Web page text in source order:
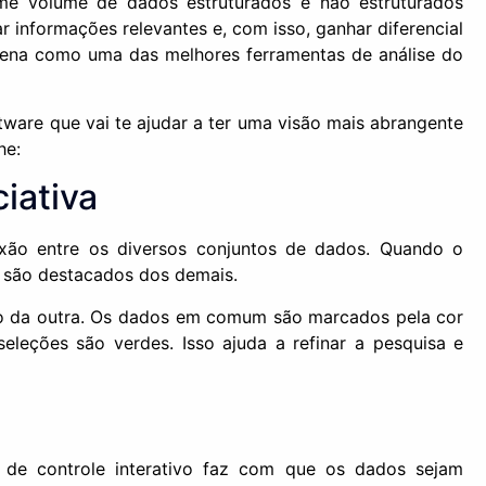
relevantes e, com isso, ganhar diferencial
como uma das melhores ferramentas de análise do
que vai te ajudar a ter uma visão mais abrangente
entre os diversos conjuntos de dados. Quando o
destacados dos demais.
outra. Os dados em comum são marcados pela cor
são verdes. Isso ajuda a refinar a pesquisa e
controle interativo faz com que os dados sejam